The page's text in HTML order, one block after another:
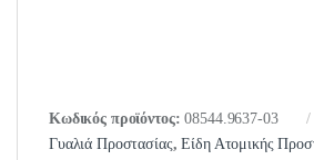
Κωδικός προϊόντος:08544.9637-03
Γυαλιά Προστασίας,Είδη Ατομικής